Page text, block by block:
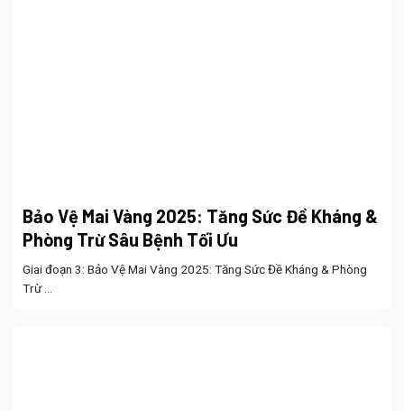
Bảo Vệ Mai Vàng 2025: Tăng Sức Đề Kháng &
Phòng Trừ Sâu Bệnh Tối Ưu
Giai đoạn 3: Bảo Vệ Mai Vàng 2025: Tăng Sức Đề Kháng & Phòng
Trừ ...